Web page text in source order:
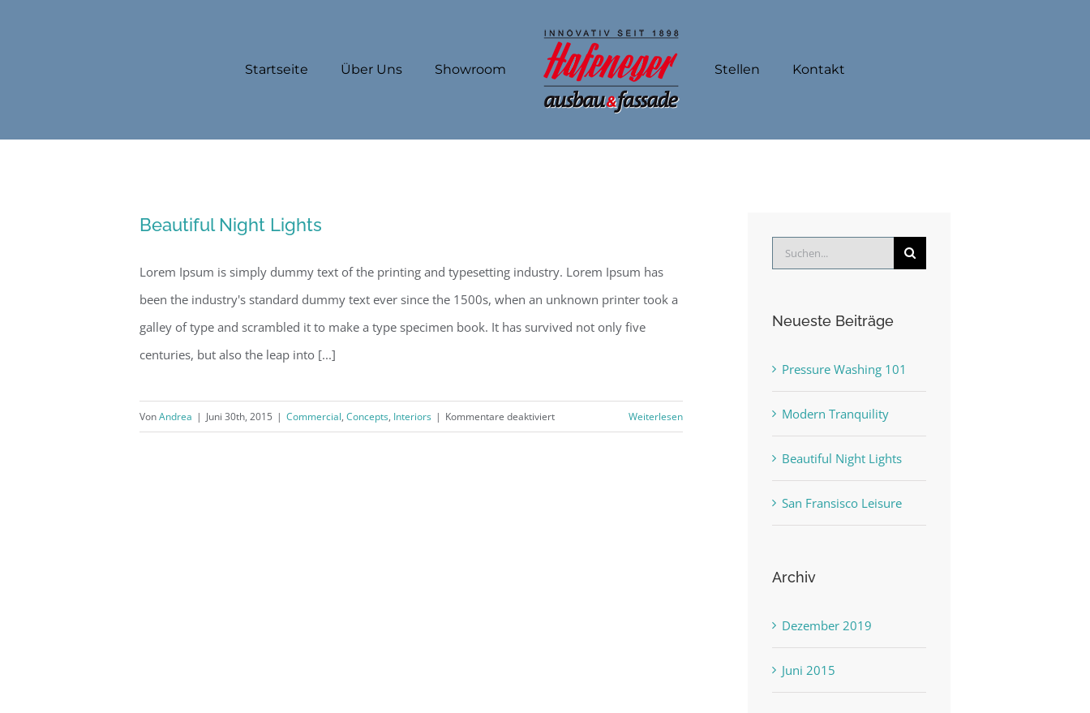
Startseite Über Uns Showroom Stellen Kontakt
Beautiful Night Lights
Lorem Ipsum is simply dummy text of the printing and typesetting industry. Lorem Ipsum has
been the industry's standard dummy text ever since the 1500s, when an unknown printer took a
galley of type and scrambled it to make a type specimen book. It has survived not only five
centuries, but also the leap into [...]
VonAndrea | Juni 30th, 2015 | Commercial, Concepts, Interiors | Kommentare deaktiviertfür
Weiterlesen
Suche
Neueste Beiträge
Pressure Washing 101
Modern Tranquility
Beautiful Night Lights
San Fransisco Leisure
Archiv
Dezember 2019
Juni 2015